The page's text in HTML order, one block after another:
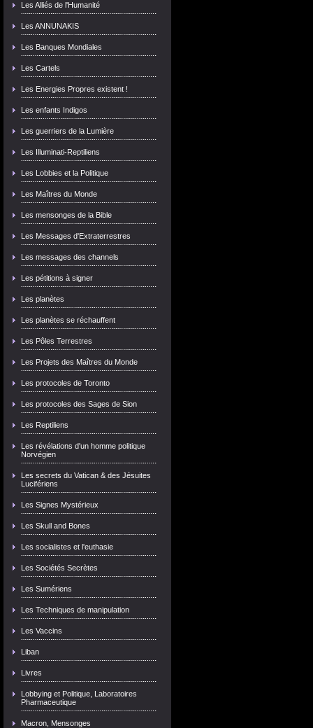
Les Alliés de l'Humanité
Les ANNUNAKIS
Les Banques Mondiales
Les Cartels
Les Energies Propres existent !
Les enfants Indigos
Les guerriers de la Lumière
Les Illuminati-Reptiliens
Les Lobbies et la Politique
Les Maîtres du Monde
Les mensonges de la Bible
Les Messages d'Extraterrestres
Les messages des channels
Les pétitions à signer
Les planètes
Les planètes se réchauffent
Les Pôles Terrestres
Les Projets des Maîtres du Monde
Les protocoles de Toronto
Les protocoles des Sages de Sion
Les Reptiliens
Les révélations d'un homme politique
Norvégien
Les secrets du Vatican & des Jésuites
Lucifériens
Les Signes Mystérieux
Les Skull and Bones
Les socialistes et l'euthasie
Les Sociétés Secrètes
Les Sumériens
Les Techniques de manipulation
Les Vaccins
Liban
Livres
Lobbying et Politique, Laboratoires
Pharmaceutique
Macron, Mensonges